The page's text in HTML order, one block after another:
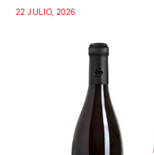
22 JULIO, 2026